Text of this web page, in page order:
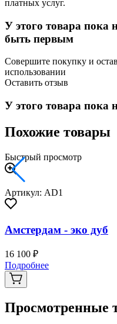
платных услуг.
У этого товара пока
быть первым
Совершите покупку и
использовании
Оставить отзыв
У этого товара пока
Похожие товары
Быстрый просмотр
Артикул: AD1
Амстердам - эко дуб
16 100 ₽
Подробнее
Просмотренные